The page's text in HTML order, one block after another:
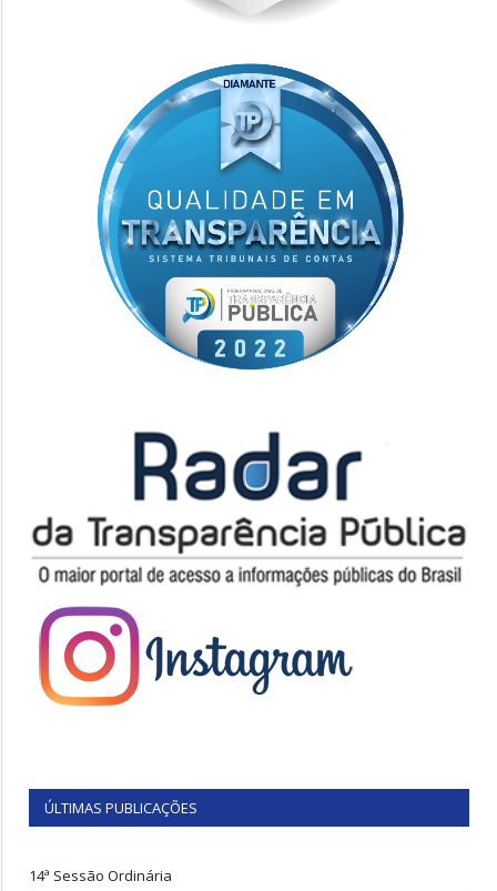
ÚLTIMAS PUBLICAÇÕES
14ª Sessão Ordinária